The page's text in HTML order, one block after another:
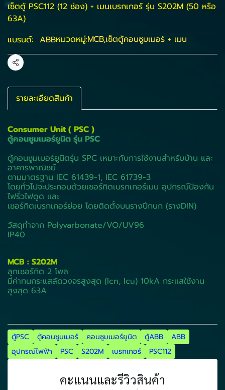
เซ็ตตู้ PSC112 (12 ช่อง) + เมนเบรกเกอร์ รุ่น S202M (50 หรือ
63A)
แบรนด์: ABBหมวดหมู่:MCB,เซ็ตตู้คอนซูมเมอร์ + เมน
แชร์
รายละเอียดสินค้า
Consumer Unit ( PSC )
ตู้คอนซูมเมอร์ยูนิต รุ่น PSC
ตู้คอนซูมเมอร์ยูนิตรุ่น SPC เหมาะกับการใช้งานสำหรับบ้าน และ
อาคารพาณิชย์
ตามมาตรฐาน IEC 61439-1, IEC 61739-3
โดยทั่วไปจะประกอบด้วยเซอร์กิตเบรกเกอร์เมน อุปกรณ์ป้องกัน
ไฟรั่วไฟดูด และ
เซอร์กิตเบรกเกอร์ย่อย โดยติดตั้งบนรางปีกนก (รางDIN)
วัสดุทำจาก Polyvarbonate/VO/UV96
IP40
MCB : S202M
ลูกเซอร์กิต 2 โพล
มีค่าทนกระแสลัดวงจรสูงสุด (Icn, Icu) 10kA กระแสใช้งาน
สูงสุด 63A
ตู้PSC ตู้คอนซูมเมอร์ คอนซูมเมอร์ยูนิต ตู้ABB
ABB
อุปกรณ์ไฟฟ้า
PSC S202M เบรกเกอร์ PSC112
คะแนนและรีวิวสินค้า